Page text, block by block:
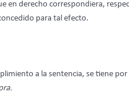
en derecho correspondiera,
para tal efecto.
a la sentencia, se tiene por